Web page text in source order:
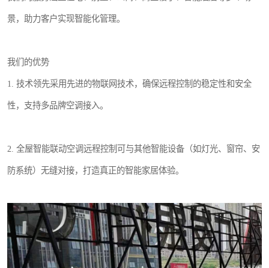
景，助力客户实现智能化管理。
我们的优势
1. 技术领先采用先进的物联网技术，确保远程控制的稳定性和安全
性，支持多品牌空调接入。
2. 全屋智能联动空调远程控制可与其他智能设备（如灯光、窗帘、安
防系统）无缝对接，打造真正的智能家居体验。